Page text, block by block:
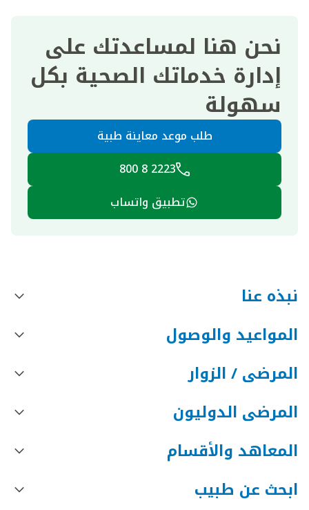
نحن هنا لمساعدتك على
إدارة خدماتك الصحية بكل
سهولة
طلب موعد معاينة طبية
2223 8 800
تطبيق واتساب
نبذه عنا
المواعيد والوصول
المرضى / الزوار
المرضى الدوليون
المعاهد والأقسام
ابحث عن طبيب